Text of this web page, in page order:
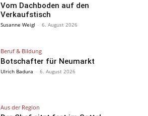
Vom Dachboden auf den
Verkaufstisch
Susanne Weigl - 6. August 2026
Beruf & Bildung
Botschafter für Neumarkt
Ulrich Badura - 6. August 2026
Aus der Region